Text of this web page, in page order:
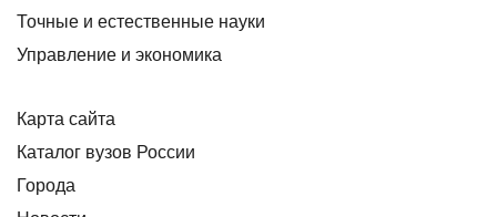
Точные и естественные науки
Управление и экономика
Карта сайта
Каталог вузов России
Города